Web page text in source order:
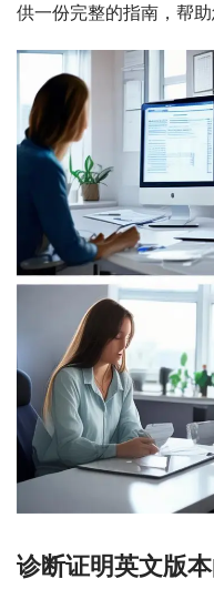
供一份完整的指南，帮助
诊断证明英文版